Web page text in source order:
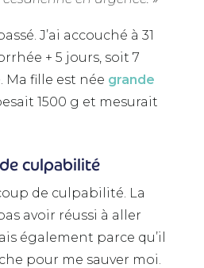
J’ai accouché à 31
+ 5 jours, soit 7
Ma fille est née grande
1500 g et mesurait
culpabilité
de culpabilité. La
avoir réussi à aller
également parce qu’il
pour me sauver moi.